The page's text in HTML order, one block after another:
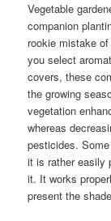
Vegetable
companion
rookie mistake
you select
covers, these
the growing
vegetation
whereas
pesticides.
it is rather easily
it. It works
present the